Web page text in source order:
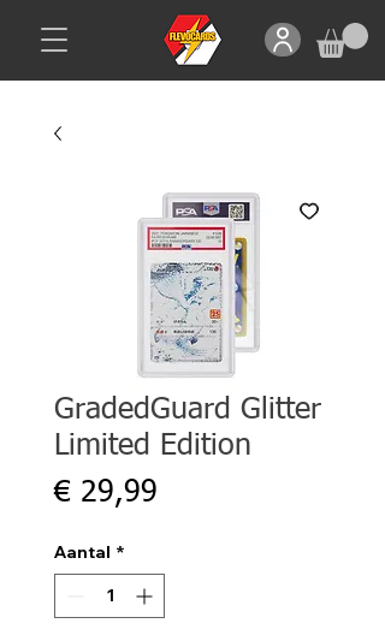
GradedGuard Glitter
Limited Edition
€ 29,99
Aantal *